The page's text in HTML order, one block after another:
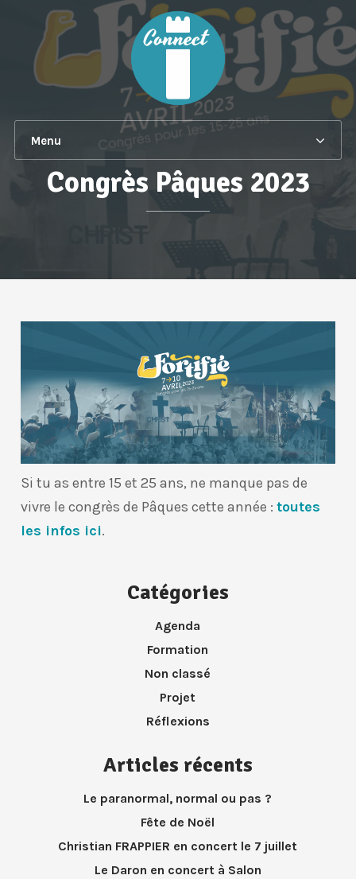
Menu
Congrès Pâques 2023
Si tu as entre 15 et 25 ans, ne manque pas de
vivre le congrès de Pâques cette année :toutes
les infos ici.
Catégories
Agenda
Formation
Non classé
Projet
Réflexions
Articles récents
Le paranormal, normal ou pas ?
Fête de Noël
Christian FRAPPIER en concert le 7 juillet
Le Daron en concert à Salon